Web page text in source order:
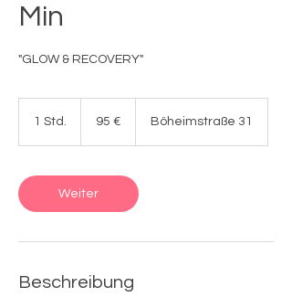
Min
"GLOW & RECOVERY"
1 Std.
d
95 € Böheimstraße 31
Weiter
Beschreibung